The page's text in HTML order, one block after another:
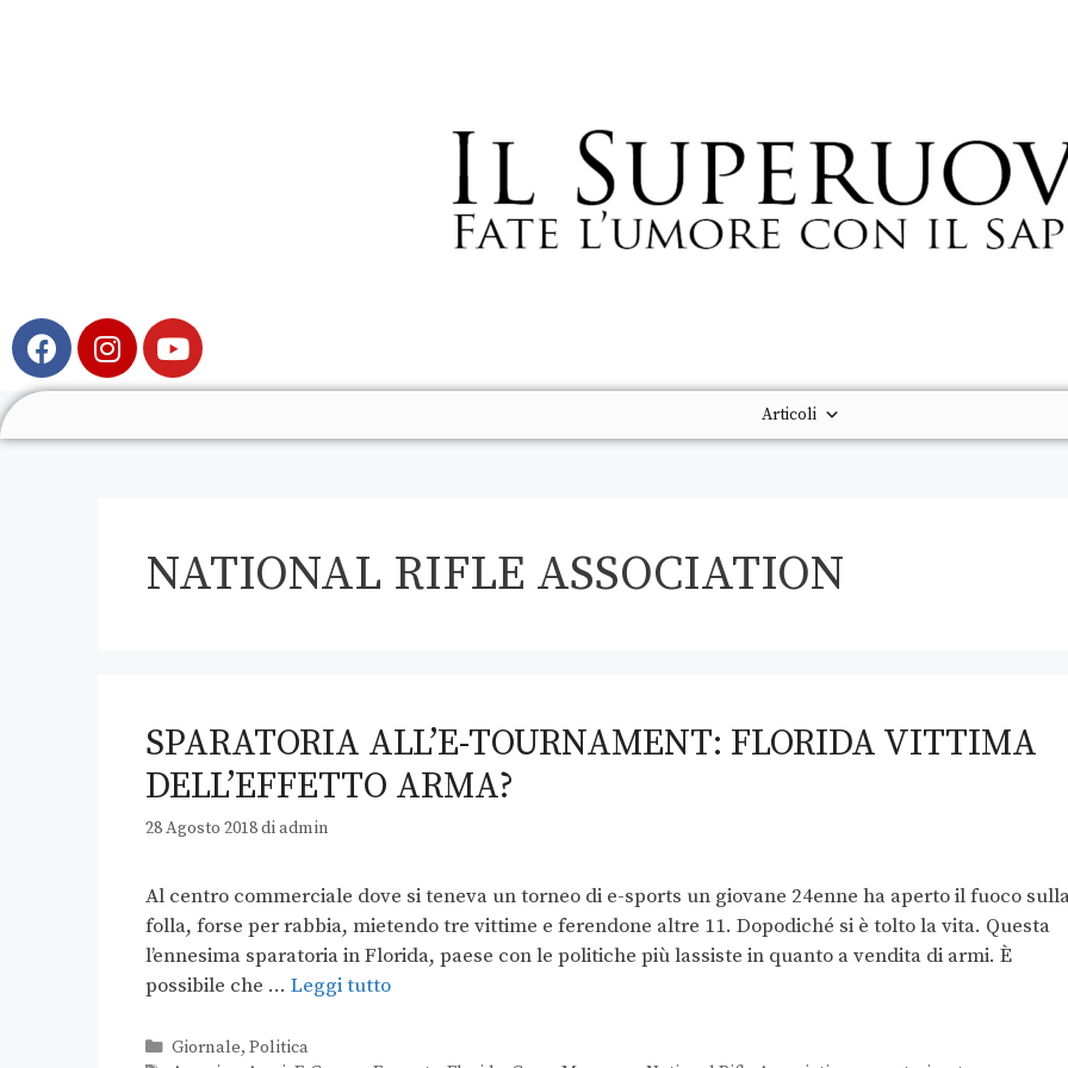
Articoli
NATIONAL RIFLE ASSOCIATION
SPARATORIA ALL’E-TOURNAMENT: FLORIDA VITTIMA
DELL’EFFETTO ARMA?
28 Agosto 2018diadmin
Al centro commerciale dove si teneva un torneo di e-sports un giovane 24enne ha aperto il fuoco
folla, forse per rabbia, mietendo tre vittime e ferendone altre 11. Dopodiché si è tolto la vita. Questa
l’ennesima sparatoria in Florida, paese con le politiche più lassiste in quanto a vendita di armi. È
possibile che … Leggi tutto
Giornale, Politica